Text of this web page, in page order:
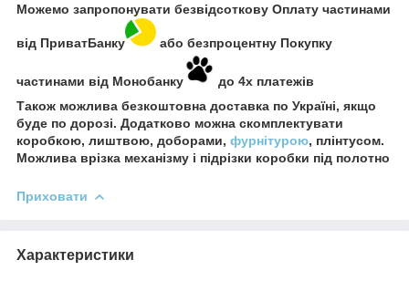
Можемо запропонувати безвідсоткову Оплату частинами
від ПриватБанку або безпроцентну Покупку
частинами від Монобанку
до 4х платежів
Також можлива безкоштовна доставка по Україні, якщо
буде по дорозі. Додатково можна скомплектувати
коробкою, лиштвою, доборами, фурнітурою, плінтусом.
Можлива врізка механізму і підрізки коробки під полотно
Приховати
Характеристики